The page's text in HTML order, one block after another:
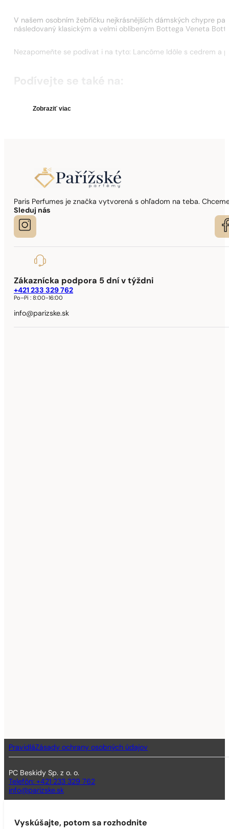
V našem osobním žebříčku nejkrásnějších dámských chypre
následovaný klasickým a velmi oblíbeným Bottega Veneta
Nezapomeňte se podívat i na tyto: Lancôme Idôle s cedrem a
Podívejte se také na:
Zobraziť viac
Paris Perfumes je značka vytvorená s ohľadom na teba.
Sleduj nás
Zákaznícka podpora 5 dní v týždni
+421 233 329 762
Po–Pi :8:00-16:00
info@parizske.sk
PravidláZásady ochrany osobných údajov
PC Beskidy Sp. z o. o.
Telefón: +421 233 329 762
info@parizske.sk
Vyskúšajte, potom sa rozhodnite